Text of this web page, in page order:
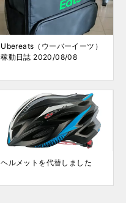
Ubereats（ウーバーイーツ）
稼動日誌 2020/08/08
ヘルメットを代替しました